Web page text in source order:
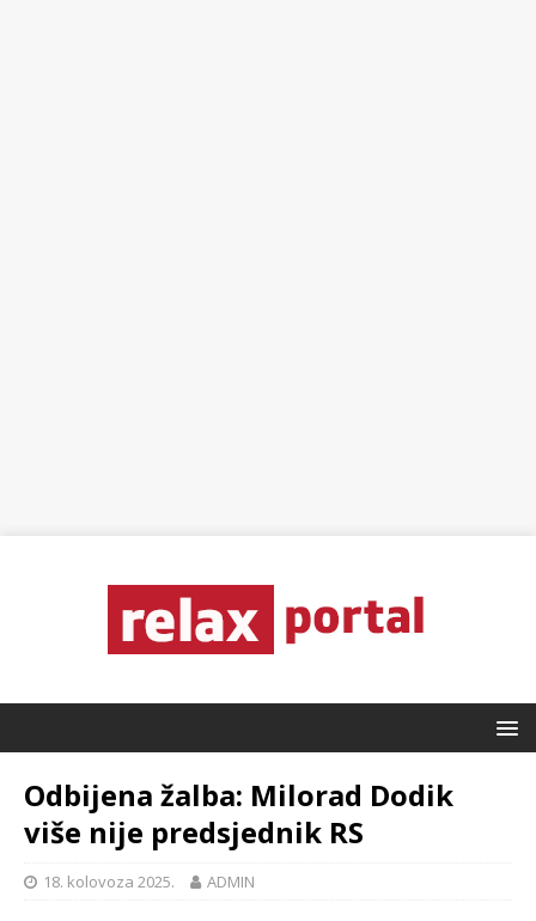
Odbijena žalba: Milorad Dodik
više nije predsjednik RS
18. kolovoza 2025. ADMIN